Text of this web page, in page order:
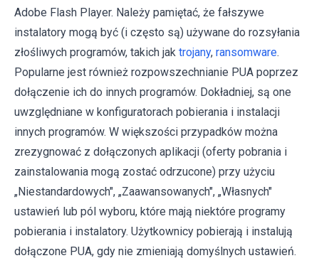
Adobe Flash Player. Należy pamiętać, że fałszywe
instalatory mogą być (i często są) używane do rozsyłania
złośliwych programów, takich jak trojany, ransomware.
Popularne jest również rozpowszechnianie PUA poprzez
dołączenie ich do innych programów. Dokładniej, są one
uwzględniane w konfiguratorach pobierania i instalacji
innych programów. W większości przypadków można
zrezygnować z dołączonych aplikacji (oferty pobrania i
zainstalowania mogą zostać odrzucone) przy użyciu
„Niestandardowych", „Zaawansowanych", „Własnych"
ustawień lub pól wyboru, które mają niektóre programy
pobierania i instalatory. Użytkownicy pobierają i instalują
dołączone PUA, gdy nie zmieniają domyślnych ustawień.